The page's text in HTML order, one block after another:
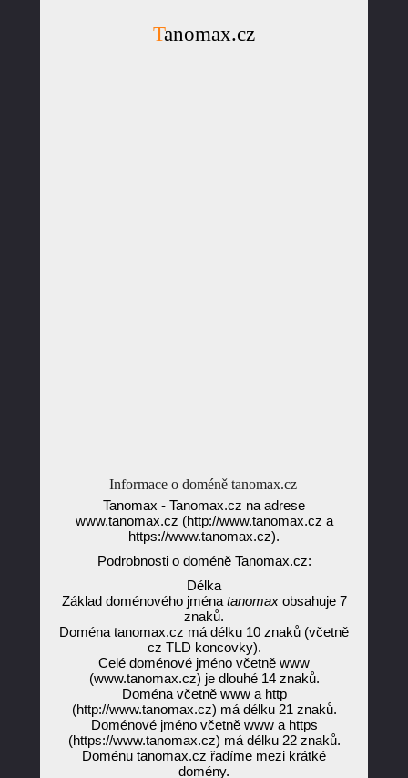
Tanomax.cz
Informace o doméně tanomax.cz
Tanomax - Tanomax.cz na adrese
www.tanomax.cz (http://www.tanomax.cz a
https://www.tanomax.cz).
Podrobnosti o doméně Tanomax.cz:
Délka
Základ doménového jména tanomaxobsahuje 7
znaků.
Doména tanomax.cz má délku 10 znaků (včetně
cz TLD koncovky).
Celé doménové jméno včetně www
(www.tanomax.cz) je dlouhé 14 znaků.
Doména včetně www a http
(http://www.tanomax.cz) má délku 21 znaků.
Doménové jméno včetně www a https
(https://www.tanomax.cz) má délku 22 znaků.
Doménu tanomax.cz řadíme mezi krátké
domény.